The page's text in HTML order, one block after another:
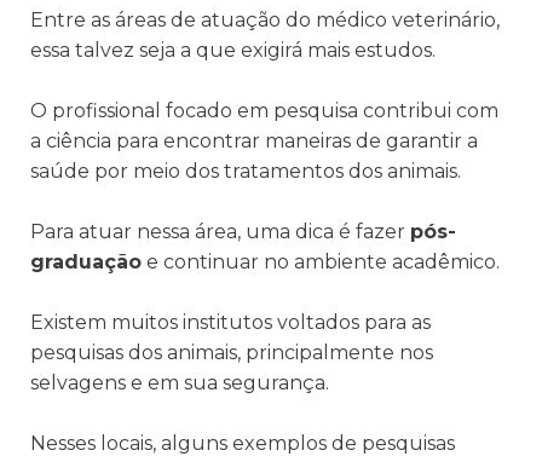
Entre as áreas de atuação do médico veterinário,
essa talvez seja a que exigirá mais estudos.
O profissional focado em pesquisa contribui com
a ciência para encontrar maneiras de garantir a
saúde por meio dos tratamentos dos animais.
Para atuar nessa área, uma dica é fazer pós-
graduação e continuar no ambiente acadêmico.
Existem muitos institutos voltados para as
pesquisas dos animais, principalmente nos
selvagens e em sua segurança.
Nesses locais, alguns exemplos de pesquisas